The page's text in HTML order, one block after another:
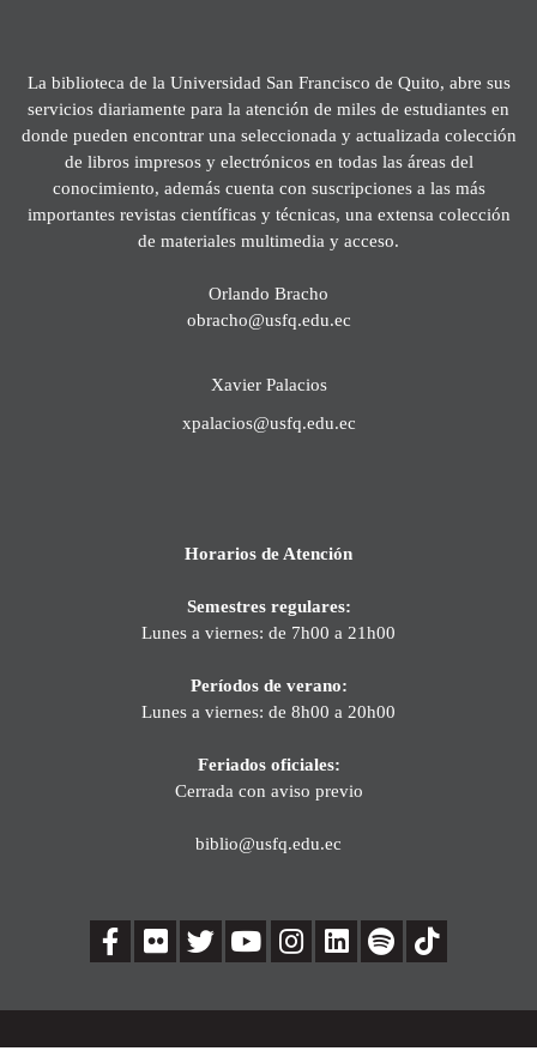
La biblioteca de la Universidad San Francisco de Quito, abre sus
servicios diariamente para la atención de miles de estudiantes en
donde pueden encontrar una seleccionada y actualizada colección
de libros impresos y electrónicos en todas las áreas del
conocimiento, además cuenta con suscripciones a las más
importantes revistas científicas y técnicas, una extensa colección
de materiales multimedia y acceso.
Orlando Bracho
obracho@usfq.edu.ec
Xavier Palacios
xpalacios@usfq.edu.ec
Horarios de Atención
Semestres regulares:
Lunes a viernes: de 7h00 a 21h00
Períodos de verano:
Lunes a viernes: de 8h00 a 20h00
Feriados oficiales:
Cerrada con aviso previo
biblio@usfq.edu.ec